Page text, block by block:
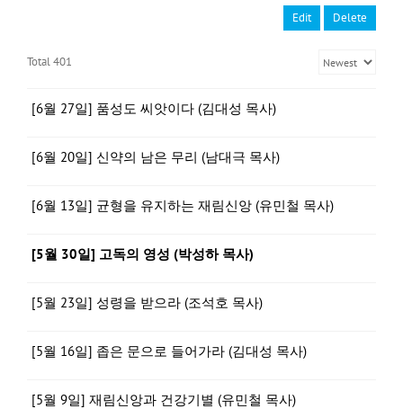
Edit Delete
Total 401
[6월 27일] 품성도 씨앗이다 (김대성 목사)
[6월 20일] 신약의 남은 무리 (남대극 목사)
[6월 13일] 균형을 유지하는 재림신앙 (유민철 목사)
[5월 30일] 고독의 영성 (박성하 목사)
[5월 23일] 성령을 받으라 (조석호 목사)
[5월 16일] 좁은 문으로 들어가라 (김대성 목사)
[5월 9일] 재림신앙과 건강기별 (유민철 목사)